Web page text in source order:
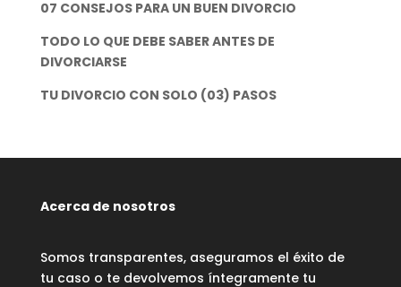
07 CONSEJOS PARA UN BUEN DIVORCIO
TODO LO QUE DEBE SABER ANTES DE
DIVORCIARSE
TU DIVORCIO CON SOLO (03) PASOS
Acerca de nosotros
Somos transparentes, aseguramos el éxito de
tu caso o te devolvemos íntegramente tu